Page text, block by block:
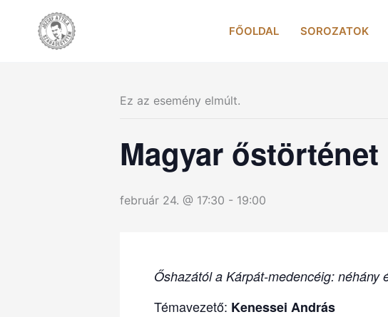
FŐOLDAL SOROZATOK
Ez az esemény elmúlt.
Magyar őstörténet
február 24. @ 17:30 - 19:00
Őshazától a Kárpát-medencéig: néhány
Témavezető: Kenessei András